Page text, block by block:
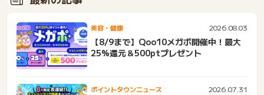
美容・健康 2026.08.03
【8/9まで】Qoo10メガポ開催中！最大
25%還元＆500ptプレゼント
ポイントタウンニュース 2026.07.31